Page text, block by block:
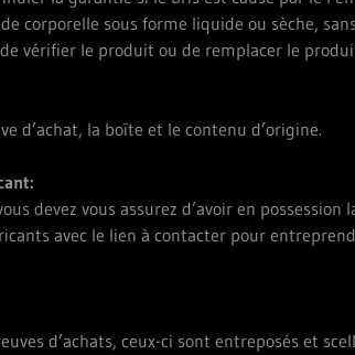
corporelle sous forme liquide ou sèche,
vérifier le produit ou de remplacer le
d’achat, la boîte et le contenu d’origine.
devez vous assurez d’avoir en
avec le lien à contacter pour
d’achats, ceux-ci sont entreposés et